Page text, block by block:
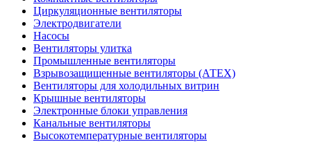
Циркуляционные вентиляторы
Электродвигатели
Насосы
Вентиляторы улитка
Промышленные вентиляторы
Взрывозащищенные вентиляторы (АТЕХ)
Вентиляторы для холодильных витрин
Крышные вентиляторы
Электронные блоки управления
Канальные вентиляторы
Высокотемпературные вентиляторы